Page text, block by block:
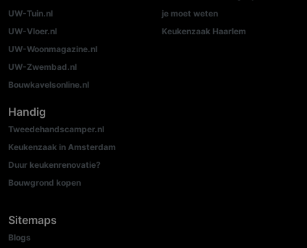
UW-Tuin.nl
UW-Vloer.nl
UW-Woonmagazine.nl
UW-Zwembad.nl
Bouwkavelsonline.nl
je moet weten
Keukenzaak Haarlem
Handig
Tweedehandscamper.nl
Keukenzaak in Amsterdam
Duur keukenrenovatie?
Bouwgrond kopen
Sitemaps
Blogs